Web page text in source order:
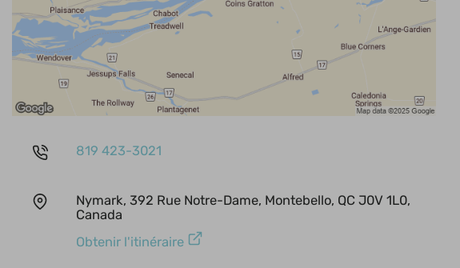
819 423-3021
Nymark, 392 Rue Notre-Dame, Montebello, QC J0V 1L0,
Canada
Obtenir l'itinéraire